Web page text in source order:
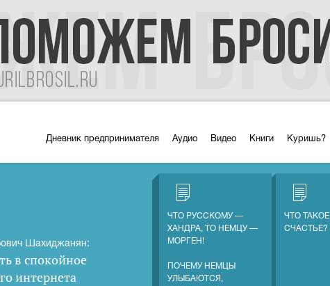
Дневник предпринимателя Аудио Видео Книги Куришь?
Шахиджанян:
в спокойное
интернета
ЧТО РУССКОМУ —
ХАНДРА, ТО НЕМЦУ —
МОРГЕН!
ПОЧЕМУ НЕМЦЫ
УЛЫБАЮТСЯ,
ЧТО ТАКОЕ
СЧАСТЬЕ?